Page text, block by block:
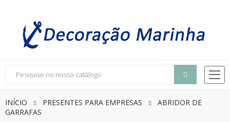
INÍCIO PRESENTES PARA EMPRESAS
ABRIDOR DE
GARRAFAS